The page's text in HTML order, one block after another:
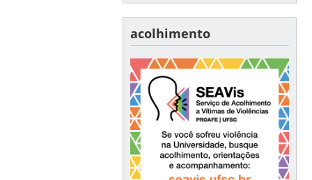
acolhimento